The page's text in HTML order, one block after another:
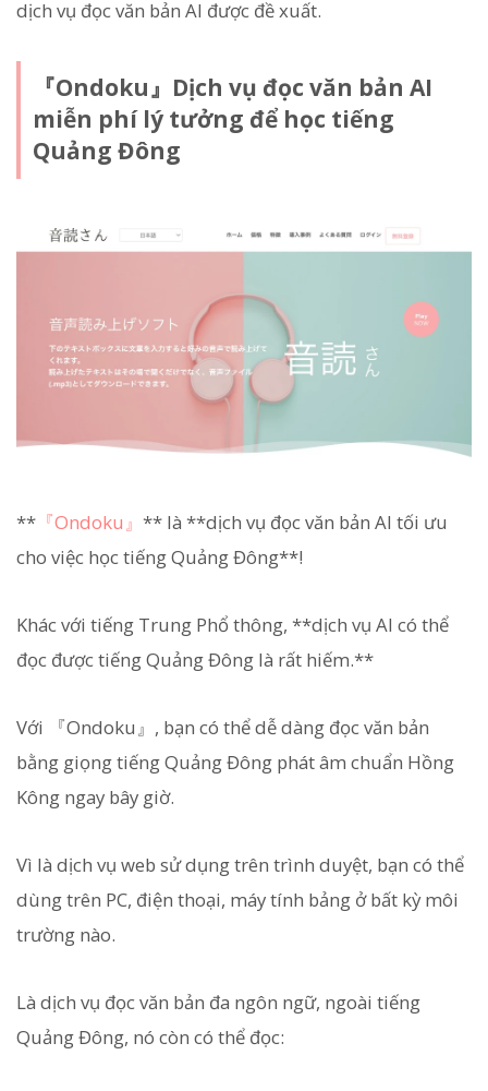
dịch vụ đọc văn bản AI được đề xuất.
『Ondoku』Dịch vụ đọc văn bản AI
miễn phí lý tưởng để học tiếng
Quảng Đông
** 『Ondoku』 ** là **dịch vụ đọc văn bản AI tối ưu
cho việc học tiếng Quảng Đông**!
Khác với tiếng Trung Phổ thông, **dịch vụ AI có thể
đọc được tiếng Quảng Đông là rất hiếm.**
Với 『Ondoku』, bạn có thể dễ dàng đọc văn bản
bằng giọng tiếng Quảng Đông phát âm chuẩn Hồng
Kông ngay bây giờ.
Vì là dịch vụ web sử dụng trên trình duyệt, bạn có thể
dùng trên PC, điện thoại, máy tính bảng ở bất kỳ môi
trường nào.
Là dịch vụ đọc văn bản đa ngôn ngữ, ngoài tiếng
Quảng Đông, nó còn có thể đọc: